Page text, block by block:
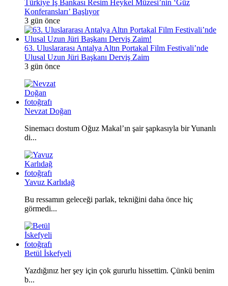
Türkiye İş Bankası Resim Heykel Müzesi’nin ‘Güz
Konferansları’ Başlıyor
3 gün önce
63. Uluslararası Antalya Altın Portakal Film Festivali’nde
Ulusal Uzun Jüri Başkanı Derviş Zaim
3 gün önce
Nevzat Doğan
Sinemacı dostum Oğuz Makal’ın şair şapkasıyla bir Yunanlı
di...
Yavuz Karlıdağ
Bu ressamın geleceği parlak, tekniğini daha önce hiç
görmedi...
Betül İskefyeli
Yazdığınız her şey için çok gururlu hissettim. Çünkü benim
b...